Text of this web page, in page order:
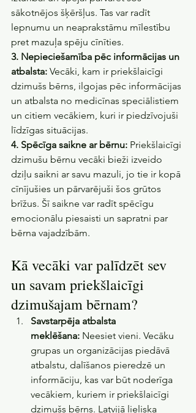
sākotnējos šķēršļus. Tas var radīt
lepnumu un neaprakstāmu mīlestību
pret mazuļa spēju cīnīties.
3. Nepieciešamība pēc informācijas un
atbalsta: Vecāki, kam ir priekšlaicīgi
dzimušs bērns, ilgojas pēc informācijas
un atbalsta no medicīnas speciālistiem
un citiem vecākiem, kuri ir piedzīvojuši
līdzīgas situācijas.
4. Spēcīga saikne ar bērnu: Priekšlaicīgi
dzimušu bērnu vecāki bieži izveido
dziļu saikni ar savu mazuli, jo tie ir kopā
cīnījušies un pārvarējuši šos grūtos
brīžus. Šī saikne var radīt spēcīgu
emocionālu piesaisti un sapratni par
bērna vajadzībām.
Kā vecāki var palīdzēt sev
un savam priekšlaicīgi
dzimušajam bērnam?
Savstarpēja atbalsta
meklēšana: Neesiet vieni. Vecāku
grupas un organizācijas piedāvā
atbalstu, dalīšanos pieredzē un
informāciju, kas var būt noderīga
vecākiem, kuriem ir priekšlaicīgi
dzimušs bērns. Latvijā lieliska